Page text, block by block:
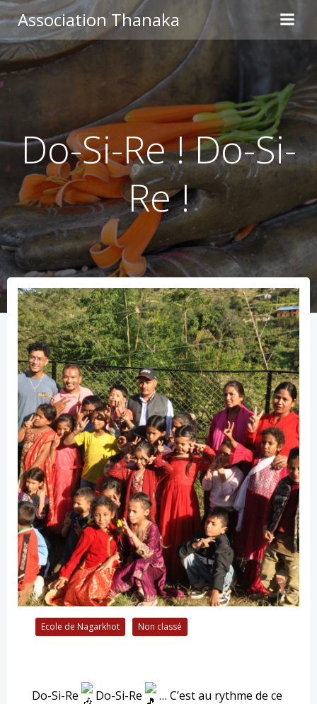
au
contenu
Association Thanaka
Do-Si-Re ! Do-Si-
Re !
Ecole de Nagarkhot Non classé
Do-Si-Re Do-Si-Re
… C’est au rythme de ce